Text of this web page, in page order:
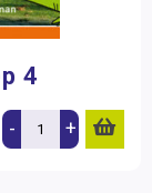
4
- +